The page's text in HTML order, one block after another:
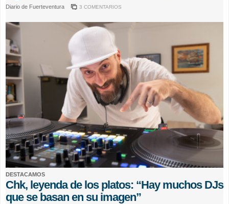
Diario de Fuerteventura 3 COMENTARIOS
DESTACAMOS
Chk, leyenda de los platos: “Hay muchos DJs
que se basan en su imagen”